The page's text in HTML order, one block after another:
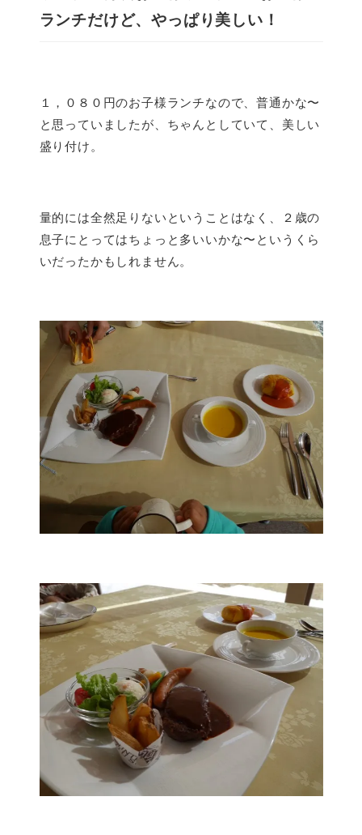
ランチだけど、やっぱり美しい！
１，０８０円のお子様ランチなので、普通かな〜
と思っていましたが、ちゃんとしていて、美しい
盛り付け。
量的には全然足りないということはなく、２歳の
息子にとってはちょっと多いいかな〜というくら
いだったかもしれません。